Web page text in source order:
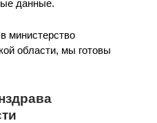
данные.
министерство
области, мы готовы